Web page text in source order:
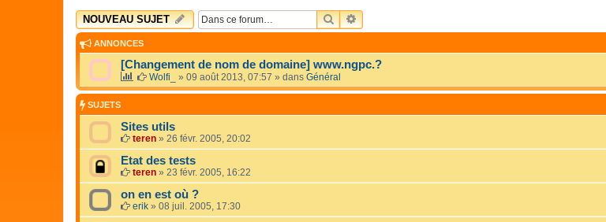
NOUVEAU SUJET RECHERCHER
RECHERCHE AVANCÉE
ANNONCES
[Changement de nom de domaine] www.ngpc.?
Wolfi_ » 09 août 2013, 07:57 » dans Général
SUJETS
Sites utils
teren » 26 févr. 2005, 20:02
Etat des tests
teren » 23 févr. 2005, 16:22
on en est où ?
erik » 08 juil. 2005, 17:30